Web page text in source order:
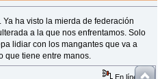
ha visto la mierda de federación
a la que nos enfrentamos. Solo
lidiar con los mangantes que va a
que tiene entre manos.
En línea